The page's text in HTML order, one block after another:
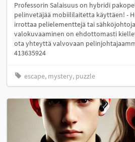
Professorin Salaisuus on hybridi
pelinvetäjää mobiililaitetta käyttäen! -
irrottaa pelielementtejä tai
valokuvaaminen on ehdottomasti
ota yhteyttä valvovaan
413635924
escape, mystery, puzzle